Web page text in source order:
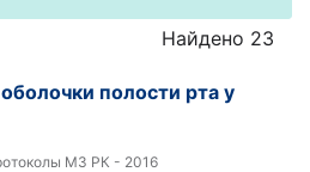
Найдено 23
полости рта у
МЗ РК - 2016